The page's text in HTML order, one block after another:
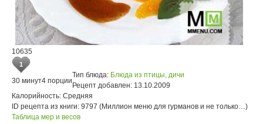
10635
1
30 минут4 порции
Тип блюда: Блюда из птицы, дичи
Рецепт добавлен: 13.10.2009
Калорийность: Средняя
ID рецепта из книги: 9797 (Миллион меню для гурманов и не только…)
Таблица мер и весов